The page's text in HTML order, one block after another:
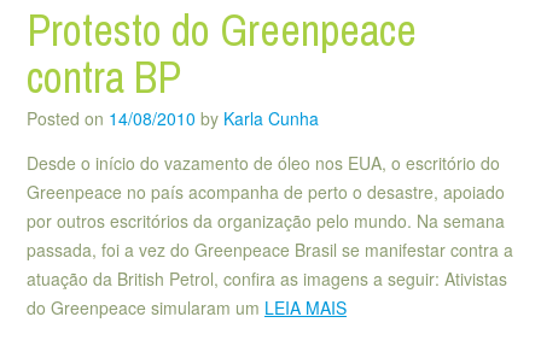
Protesto do Greenpeace
contra BP
Posted on 14/08/2010 by Karla Cunha
Desde o início do vazamento de óleo nos EUA, o escritório do
Greenpeace no país acompanha de perto o desastre, apoiado
por outros escritórios da organização pelo mundo. Na semana
passada, foi a vez do Greenpeace Brasil se manifestar contra a
atuação da British Petrol, confira as imagens a seguir: Ativistas
do Greenpeace simularam um LEIA MAIS